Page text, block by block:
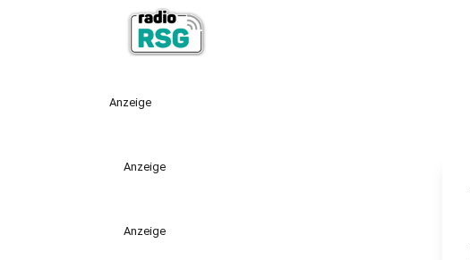
Anzeige
Anzeige
Anzeige